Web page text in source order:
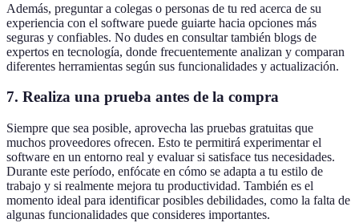
Además, preguntar a colegas o personas de tu red acerca de su
experiencia con el software puede guiarte hacia opciones más
seguras y confiables. No dudes en consultar también blogs de
expertos en tecnología, donde frecuentemente analizan y comparan
diferentes herramientas según sus funcionalidades y actualización.
7. Realiza una prueba antes de la compra
Siempre que sea posible, aprovecha las pruebas gratuitas que
muchos proveedores ofrecen. Esto te permitirá experimentar el
software en un entorno real y evaluar si satisface tus necesidades.
Durante este período, enfócate en cómo se adapta a tu estilo de
trabajo y si realmente mejora tu productividad. También es el
momento ideal para identificar posibles debilidades, como la falta de
algunas funcionalidades que consideres importantes.